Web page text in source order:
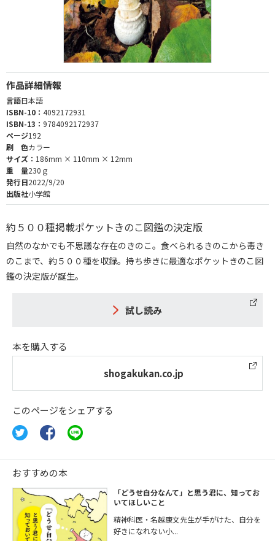
作品詳細情報
言語日本語
ISBN-10： 4092172931
ISBN-13： 9784092172937
ページ192
刷 色カラー
サイズ： 186mm × 110mm × 12mm
重 量230ｇ
発行日2022/9/20
出版社小学館
約５００種掲載ポケットきのこ図鑑の決定版
自然のなかでも不思議な存在のきのこ。食べられるきのこから毒き
のこまで、約５００種を収録。持ち歩きに最適なポケットきのこ図
鑑の決定版が誕生。
試し読み
本を購入する
shogakukan.co.jp
このページをシェアする
おすすめの本
「どうせ自分なんて」と思う君に、知ってお
いてほしいこと
精神科医・名越康文先生が手がけた、自分を
好きになれない小...